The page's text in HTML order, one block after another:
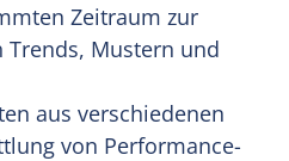
Zeitraum zur
Mustern und
aus verschiedenen
von Performance-